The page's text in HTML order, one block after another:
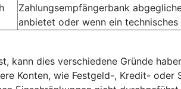
Zahlungsempfängerbank
anbietet oder wenn ein
kann dies verschiedene Gründe
Konten, wie Festgeld-, Kredit-